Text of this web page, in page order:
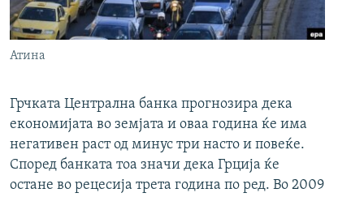
РСЕ веб страници
Атина
Грчката Централна банка прогнозира дека
економијата во земјата и оваа година ќе има
негативен раст од минус три насто и повеќе.
Според банката тоа значи дека Грција ќе
остане во рецесија трета година по ред. Во 2009